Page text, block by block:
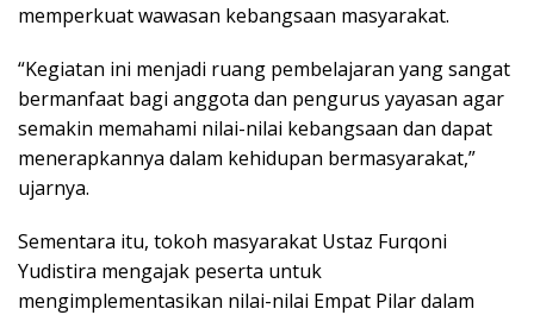
memperkuat wawasan kebangsaan masyarakat.
“Kegiatan ini menjadi ruang pembelajaran yang sangat
bermanfaat bagi anggota dan pengurus yayasan agar
semakin memahami nilai-nilai kebangsaan dan dapat
menerapkannya dalam kehidupan bermasyarakat,”
ujarnya.
Sementara itu, tokoh masyarakat Ustaz Furqoni
Yudistira mengajak peserta untuk
mengimplementasikan nilai-nilai Empat Pilar dalam